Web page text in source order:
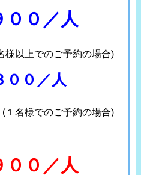
００／人
様以上でのご予約の場合)
００／人
(１名様でのご予約の場合)
００／人